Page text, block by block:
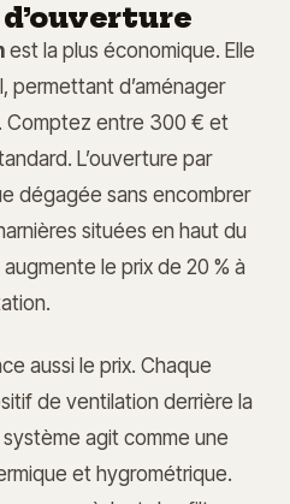
est la plus économique. Elle
permettant d’aménager
Comptez entre 300 € et
L’ouverture par
dégagée sans encombrer
situées en haut du
le prix de 20 % à
aussi le prix. Chaque
de ventilation derrière la
agit comme une
et hygrométrique.